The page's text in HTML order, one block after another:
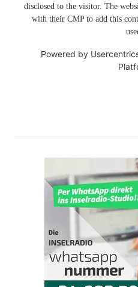
disclosed to the visitor. The
with their CMP to add this
Powered by